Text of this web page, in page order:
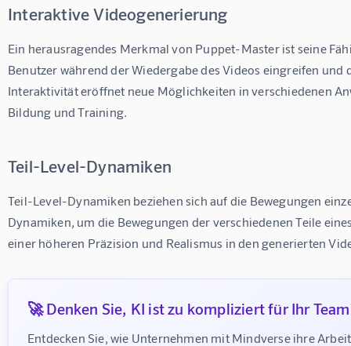
Interaktive Videogenerierung
Ein herausragendes Merkmal von Puppet-Master ist seine
Benutzer während der Wiedergabe des Videos eingreifen
Interaktivität eröffnet neue Möglichkeiten in verschiedenen
Bildung und Training.
Teil-Level-Dynamiken
Teil-Level-Dynamiken beziehen sich auf die Bewegungen
Dynamiken, um die Bewegungen der verschiedenen Teile
einer höheren Präzision und Realismus in den generierten
🚀 Denken Sie, KI ist zu kompliziert für Ihr
Entdecken Sie, wie Unternehmen mit Mindverse ihre